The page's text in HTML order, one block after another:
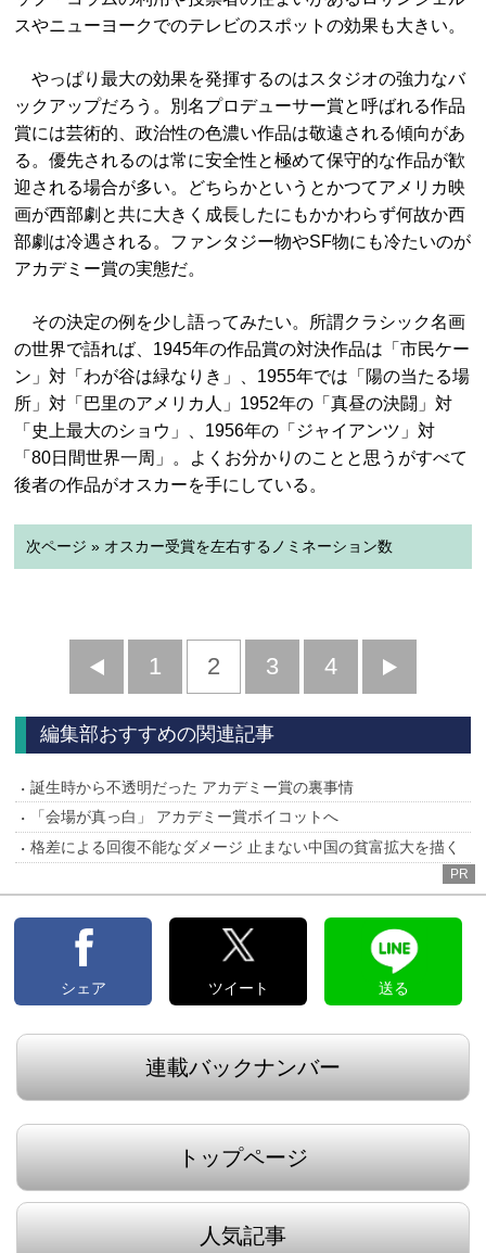
スやニューヨークでのテレビのスポットの効果も大きい。
やっぱり最大の効果を発揮するのはスタジオの強力なバ
ックアップだろう。別名プロデューサー賞と呼ばれる作品
賞には芸術的、政治性の色濃い作品は敬遠される傾向があ
る。優先されるのは常に安全性と極めて保守的な作品が歓
迎される場合が多い。どちらかというとかつてアメリカ映
画が西部劇と共に大きく成長したにもかかわらず何故か西
部劇は冷遇される。ファンタジー物やSF物にも冷たいのが
アカデミー賞の実態だ。
その決定の例を少し語ってみたい。所謂クラシック名画
の世界で語れば、1945年の作品賞の対決作品は「市民ケー
ン」対「わが谷は緑なりき」、1955年では「陽の当たる場
所」対「巴里のアメリカ人」1952年の「真昼の決闘」対
「史上最大のショウ」、1956年の「ジャイアンツ」対
「80日間世界一周」。よくお分かりのことと思うがすべて
後者の作品がオスカーを手にしている。
次ページ » オスカー受賞を左右するノミネーション数
前
へ
1 2 3 4
へ
編集部おすすめの関連記事
誕生時から不透明だった アカデミー賞の裏事情
「会場が真っ白」 アカデミー賞ボイコットへ
格差による回復不能なダメージ 止まない中国の貧富拡大を描く
PR
シェア ツイート 送る
連載バックナンバー
トップページ
人気記事